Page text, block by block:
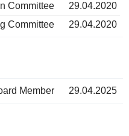
Committee
29.04.2020
Committee
29.04.2020
Member 29.04.2025